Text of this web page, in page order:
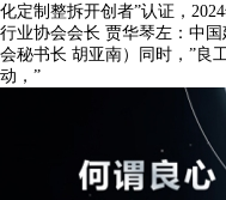
化定制整拆开创者”认证，
行业协会会长 贾华琴左：中
会秘书长 胡亚南）同时，”良
动，”